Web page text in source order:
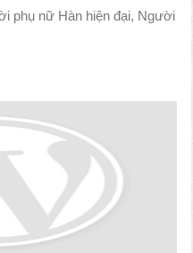
phụ nữ Hàn hiện đại, Người